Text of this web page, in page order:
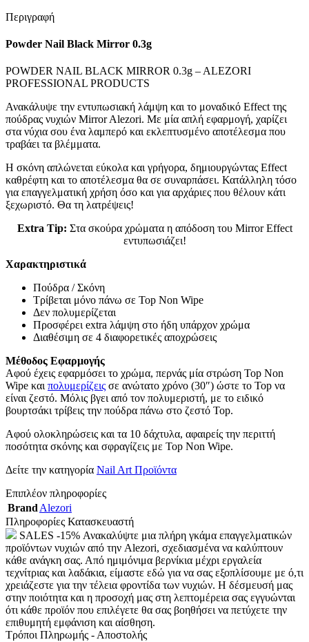
Περιγραφή
Powder Nail Black Mirror 0.3g
POWDER NAIL BLACK MIRROR 0.3g – ALEZORI
PROFESSIONAL PRODUCTS
Ανακάλυψε την εντυπωσιακή λάμψη και το μοναδικό Effect της
πούδρας νυχιών Mirror Alezori. Με μία απλή εφαρμογή, χαρίζει
στα νύχια σου ένα λαμπερό και εκλεπτυσμένο αποτέλεσμα που
τραβάει τα βλέμματα.
Η σκόνη απλώνεται εύκολα και γρήγορα, δημιουργώντας Effect
καθρέφτη και το αποτέλεσμα θα σε συναρπάσει. Κατάλληλη τόσο
για επαγγελματική χρήση όσο και για αρχάριες που θέλουν κάτι
ξεχωριστό. Θα τη λατρέψεις!
Extra Tip: Στα σκούρα χρώματα η απόδοση του Mirror Effect
εντυπωσιάζει!
Χαρακτηριστικά
Πούδρα / Σκόνη
Τρίβεται μόνο πάνω σε Top Non Wipe
Δεν πολυμερίζεται
Προσφέρει extra λάμψη στο ήδη υπάρχον χρώμα
Διαθέσιμη σε 4 διαφορετικές αποχρώσεις
Μέθοδος Εφαρμογής
Αφού έχεις εφαρμόσει το χρώμα, περνάς μία στρώση Top Non
Wipe και πολυμερίζεις σε ανώτατο χρόνο (30″) ώστε το Top να
είναι ζεστό. Μόλις βγει από τον πολυμεριστή, με το ειδικό
βουρτσάκι τρίβεις την πούδρα πάνω στο ζεστό Top.
Αφού ολοκληρώσεις και τα 10 δάχτυλα, αφαιρείς την περιττή
ποσότητα σκόνης και σφραγίζεις με Top Non Wipe.
Δείτε την κατηγορία Nail Art Προϊόντα
Επιπλέον πληροφορίες
Brand Alezori
Πληροφορίες Κατασκευαστή
SALES -15% Ανακαλύψτε μια πλήρη γκάμα επαγγελματικών
προϊόντων νυχιών από την Alezori, σχεδιασμένα να καλύπτουν
κάθε ανάγκη σας. Από ημιμόνιμα βερνίκια μέχρι εργαλεία
τεχνίτριας και λαδάκια, είμαστε εδώ για να σας εξοπλίσουμε με ό,τι
χρειάζεστε για την τέλεια φροντίδα των νυχιών. Η δέσμευσή μας
στην ποιότητα και η προσοχή μας στη λεπτομέρεια σας εγγυώνται
ότι κάθε προϊόν που επιλέγετε θα σας βοηθήσει να πετύχετε την
επιθυμητή εμφάνιση και αίσθηση.
Τρόποι Πληρωμής - Αποστολής